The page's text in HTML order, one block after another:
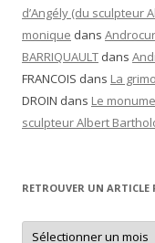
d’Angély (du sculpteur
monique dans
BARRIQUAULT dans
FRANCOIS dans La
DROIN dans Le
sculpteur Albert
RETROUVER UN ARTICLE
Retrouver
un